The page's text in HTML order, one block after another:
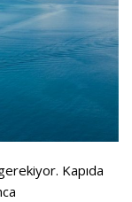
Kapıda